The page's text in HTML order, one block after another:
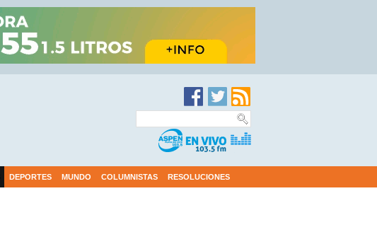
DEPORTES MUNDO COLUMNISTAS RESOLUCIONES